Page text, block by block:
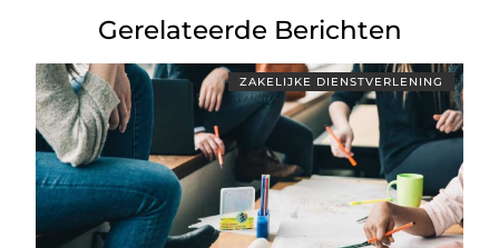
Gerelateerde Berichten
ZAKELIJKE DIENSTVERLENING